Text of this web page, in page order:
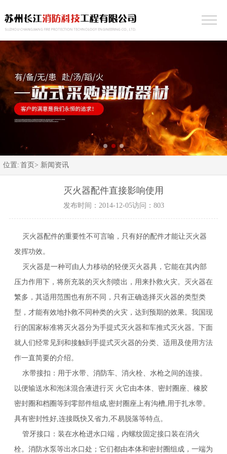
位置: 首页> 新闻资讯
灭火器配件直接影响使用
发布时间：2014-12-05访问：803
灭火器配件的重要性不可言喻，只有好的配件才能让灭火器
发挥功效。
灭火器是一种可由人力移动的轻便灭火器具，它能在其内部
压力作用下，将所充装的灭火剂喷出，用来扑救火灾。灭火器在
繁多，其适用范围也有所不同，只有正确选择灭火器的类型类
型，才能有效地扑救不同种类的火灾，达到预期的效果。我国现
行的国家标准将灭火器分为手提式灭火器和车推式灭火器。下面
就人们经常见到和接触到手提式灭火器的分类、适用及使用方法
作一直简要的介绍。
水带接扣：用于水带、消防车、消火栓、水枪之间的连接。
以便输送水和泡沫混合液进行灭 火它由本体、密封圈座、橡胶
密封圈和档圈等到零部件组成,密封圈座上有沟槽,用于扎水带。
具有密封性好,连接既快又省力,不易脱落等特点。
管牙接口：装在水枪进水口端，内螺纹固定接口装在消火
栓。消防水泵等出水口处；它们都由本体和密封圈组成，一端为